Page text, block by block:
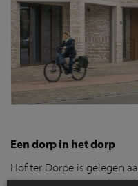
Een dorp in het dorp
Hof ter Dorpe is gelegen